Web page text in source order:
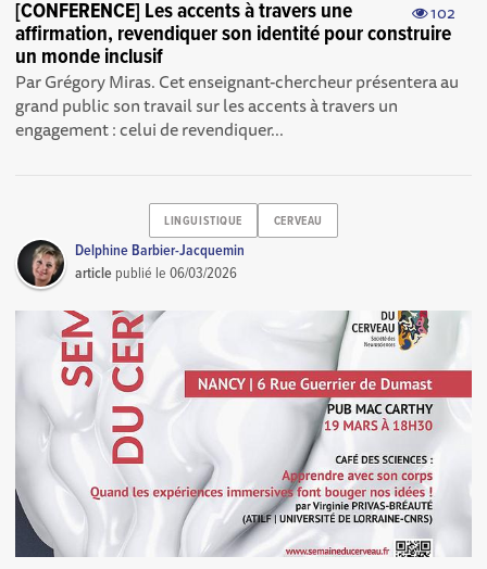
102
[CONFERENCE] Les accents à travers une
affirmation, revendiquer son identité pour construire
un monde inclusif
Par Grégory Miras. Cet enseignant-chercheur présentera au
grand public son travail sur les accents à travers un
engagement : celui de revendiquer...
LINGUISTIQUE CERVEAU
Delphine Barbier-Jacquemin
article publié le06/03/2026